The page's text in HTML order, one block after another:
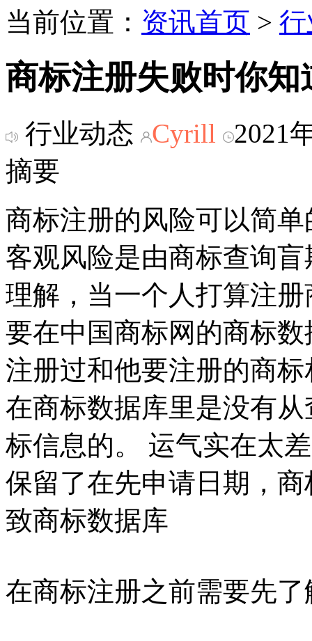
当前位置： 资讯首页 >
商标注册失败时你
行业动态 Cyrill
2021
摘要
商标注册的风险可以简
客观风险是由商标查询
理解，当一个人打算注
要在中国商标网的商标
注册过和他要注册的商
在商标数据库里是没有
标信息的。 运气实在太
保留了在先申请日期，
致商标数据库
在商标注册之前需要先